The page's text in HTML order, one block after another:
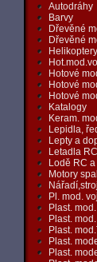
Autodráhy
Barvy
Dřevěné
Dřevěné
Hotové
Hotové
Hotové
Katalogy
Keram.
Lepidla,
Lepty a
Letadla
Lodě RC
Motory
Pl. mod.
Plast.
Plast.
Plast.
Plast.
Plast.